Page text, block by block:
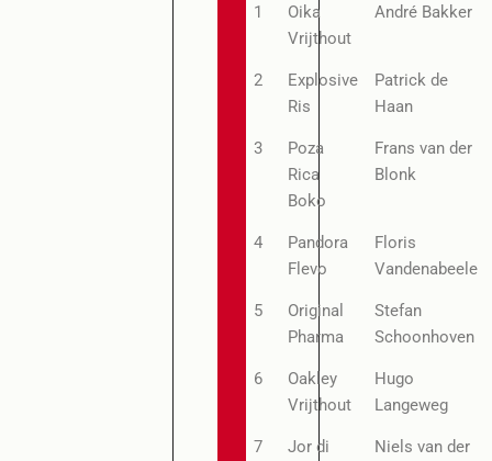
1
Oika
Vrijthout
André Bakker
2
Explosive
Ris
Patrick de
Haan
3
Poza
Rica
Boko
Frans van der
Blonk
4
Pandora
Flevo
Floris
Vandenabeele
5
Original
Pharma
Stefan
Schoonhoven
6
Oakley
Vrijthout
Hugo
Langeweg
7
Jor di
Niels van der